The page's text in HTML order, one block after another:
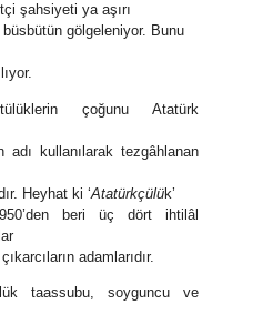
şahsiyeti ya aşırı
gölgeleniyor. Bunu
çoğunu Atatürk
adı kullanılarak tezgâhlanan
Heyhat ki ‘Atatürkçülük’
beri üç dört ihtilâl
adamlarıdır.
taassubu, soyguncu ve